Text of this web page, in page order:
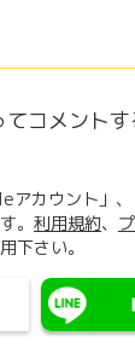
コメント
アカウント」
。 利用規約、
下さい。